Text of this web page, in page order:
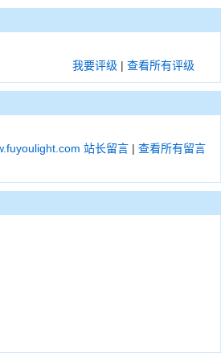
我要评级 | 查看所有评级
站长留言 | 查看所有留言